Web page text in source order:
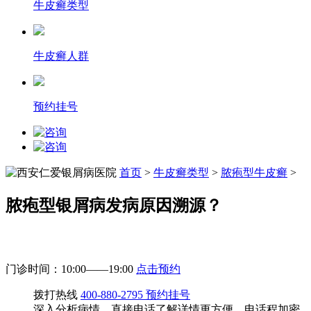
牛皮癣类型
牛皮癣人群
预约挂号
首页 > 牛皮癣类型 > 脓疱型牛皮癣 >
脓疱型银屑病发病原因溯源​？
门诊时间：10:00——19:00 点击预约
拨打热线 400-880-2795 预约挂号